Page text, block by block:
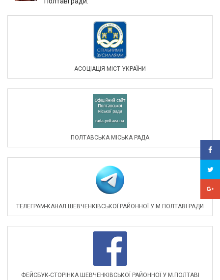
АСОЦIАЦIЯ МIСТ УКРАЇНИ
ПОЛТАВСЬКА МІСЬКА РАДА
ТЕЛЕГРАМ-КАНАЛ ШЕВЧЕНКІВСЬКОЇ РАЙОННОЇ У М.ПОЛТАВІ РАДИ
ФЕЙСБУК-СТОРІНКА ШЕВЧЕНКІВСЬКОЇ РАЙОННОЇ У М.ПОЛТАВІ